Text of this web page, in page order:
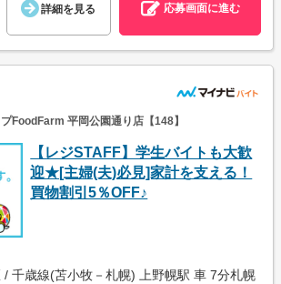
詳細を見る 応募画面に進む
FoodFarm 平岡公園通り店【148】
【レジSTAFF】学生バイトも大歓
迎★[主婦(夫)必見]家計を支える！
買物割引5％OFF♪
/ 千歳線(苫小牧－札幌) 上野幌駅 車 7分札幌